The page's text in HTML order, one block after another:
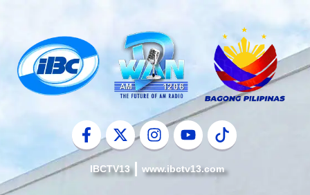
content
IBCTV13 www.ibctv13.com